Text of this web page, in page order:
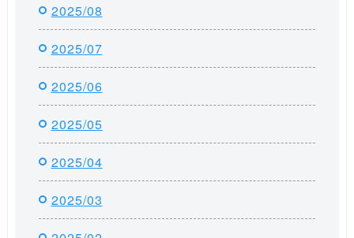
2025/08
2025/07
2025/06
2025/05
2025/04
2025/03